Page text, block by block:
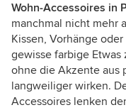
Wohn-Accessoires in
manchmal nicht mehr
Kissen, Vorhänge
gewisse farbige
ohne die Akzente aus
langweiliger wirken.
Accessoires lenken